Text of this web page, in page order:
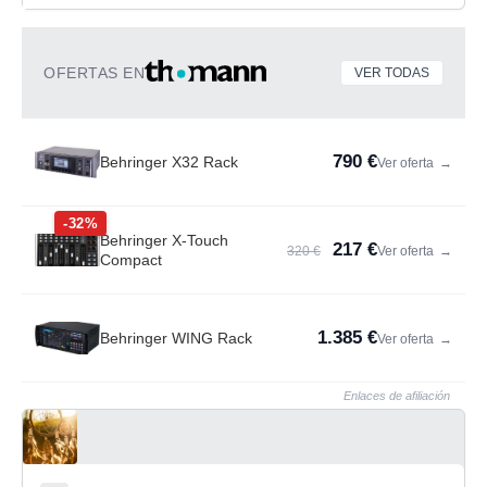
OFERTAS EN VER TODAS
Behringer X32 Rack 790 €Ver oferta →
-32%
Behringer X-Touch
Compact
320 € 217 €Ver oferta →
Behringer WING Rack 1.385 €Ver oferta →
Enlaces de afiliación